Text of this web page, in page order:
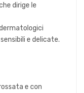
dirige le
e delicate.
e con